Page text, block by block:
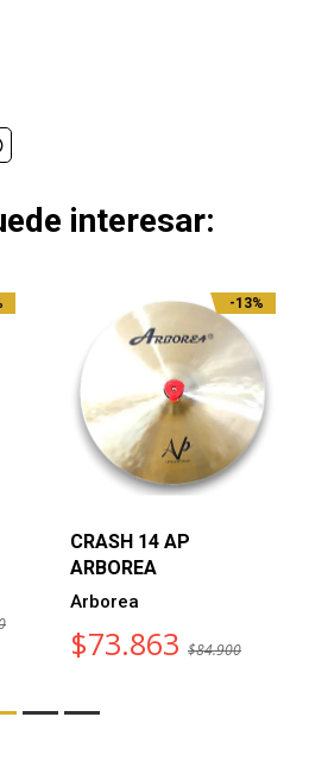
interesar:
-13%
CRASH 14 AP
ARBOREA
Arborea
$73.863 $84.900